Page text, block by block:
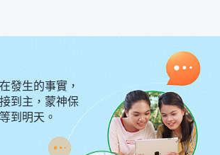
發生的事實，
到主，蒙神保
到明天。